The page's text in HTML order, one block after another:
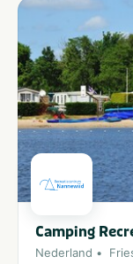
Camping
Nederland